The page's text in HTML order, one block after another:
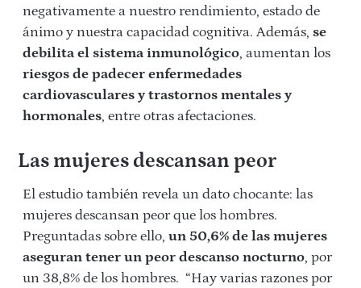
negativamente a nuestro rendimiento, estado de
ánimo y nuestra capacidad cognitiva. Además, se
debilita el sistema inmunológico, aumentan los
riesgos de padecer enfermedades
cardiovasculares y trastornos mentales y
hormonales, entre otras afectaciones.
Las mujeres descansan peor
El estudio también revela un dato chocante: las
mujeres descansan peor que los hombres.
Preguntadas sobre ello, un 50,6% de las mujeres
aseguran tener un peor descanso nocturno, por
un 38,8% de los hombres. “Hay varias razones por